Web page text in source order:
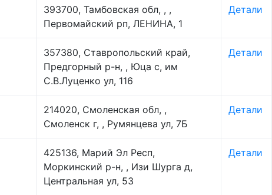
393700, Тамбовская обл, , ,
Первомайский рп, ЛЕНИНА, 1
Детали
357380, Ставропольский край,
Предгорный р-н, , Юца с, им
С.В.Луценко ул, 116
Детали
214020, Смоленская обл, ,
Смоленск г, , Румянцева ул, 7Б
Детали
425136, Марий Эл Респ,
Моркинский р-н, , Изи Шурга д,
Центральная ул, 53
Детали